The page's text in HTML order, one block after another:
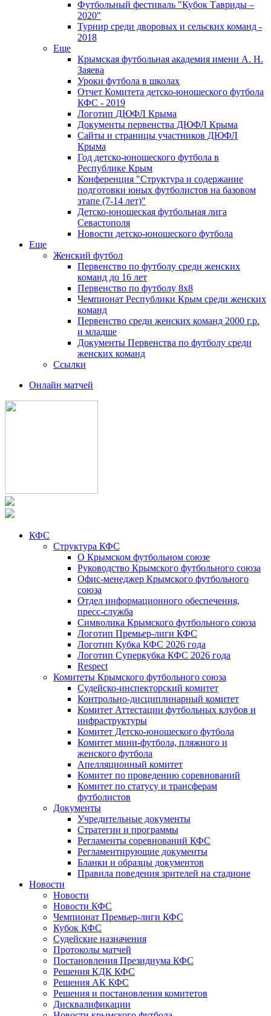
Футбольный фестиваль "Кубок Тавриды –
2020"
Турнир среди дворовых и сельских команд -
2018
Еще
Крымская футбольная академия имени А. Н.
Заяева
Уроки футбола в школах
Отчет Комитета детско-юношеского футбола
КФС - 2019
Логотип ДЮФЛ Крыма
Документы первенства ДЮФЛ Крыма
Сайты и страницы участников ДЮФЛ
Крыма
Год детско-юношеского футбола в
Республике Крым
Конференция "Структура и содержание
подготовки юных футболистов на базовом
этапе (7-14 лет)"
Детско-юношеская футбольная лига
Севастополя
Новости детско-юношеского футбола
Еще
Женский футбол
Первенство по футболу среди женских
команд до 16 лет
Первенство по футболу 8х8
Чемпионат Республики Крым среди женских
команд
Первенство среди женских команд 2000 г.р.
и младше
Документы Первенства по футболу среди
женских команд
Ссылки
Онлайн матчей
КФС
Структура КФС
О Крымском футбольном союзе
Руководство Крымского футбольного союза
Офис-менеджер Крымского футбольного
союза
Отдел информационного обеспечения,
пресс-служба
Символика Крымского футбольного союза
Логотип Премьер-лиги КФС
Логотип Кубка КФС 2026 года
Логотип Суперкубка КФС 2026 года
Respect
Комитеты Крымского футбольного союза
Судейско-инспекторский комитет
Контрольно-дисциплинарный комитет
Комитет Аттестации футбольных клубов и
инфраструктуры
Комитет Детско-юношеского футбола
Комитет мини-футбола, пляжного и
женского футбола
Апелляционный комитет
Комитет по проведению соревнований
Комитет по статусу и трансферам
футболистов
Документы
Учредительные документы
Стратегии и программы
Регламенты соревнований КФС
Регламентирующие документы
Бланки и образцы документов
Правила поведения зрителей на стадионе
Новости
Новости
Новости КФС
Чемпионат Премьер-лиги КФС
Кубок КФС
Судейские назначения
Протоколы матчей
Постановления Президиума КФС
Решения КДК КФС
Решения АК КФС
Решения и постановления комитетов
Дисквалификации